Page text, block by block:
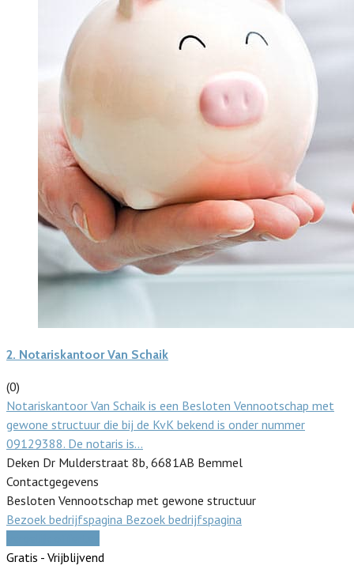
2. Notariskantoor Van Schaik
(0)
Notariskantoor Van Schaik is een Besloten Vennootschap met
gewone structuur die bij de KvK bekend is onder nummer
09129388. De notaris is…
Deken Dr Mulderstraat 8b, 6681AB Bemmel
Contactgegevens
Besloten Vennootschap met gewone structuur
Bezoek bedrijfspagina Bezoek bedrijfspagina
Gratis - Vrijblijvend